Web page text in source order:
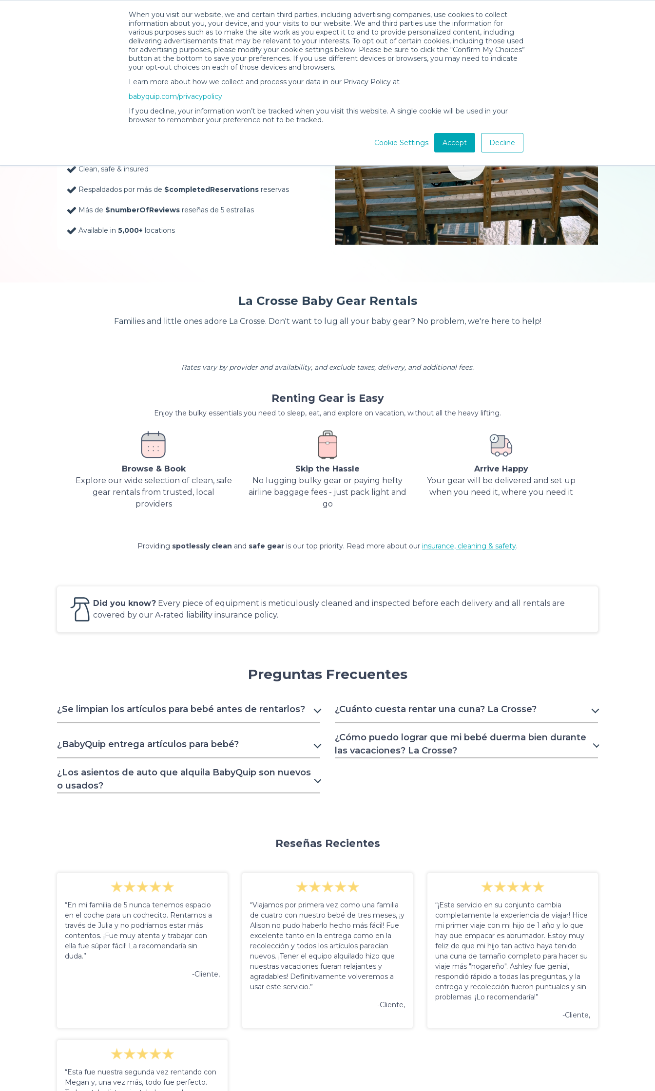
When you visit our website, we and certain third parties, including advertising companies, use cookies to collect
information about you, your device, and your visits to our website. We and third parties use the information for
various purposes such as to make the site work as you expect it to and to provide personalized content, including
delivering advertisements that may be relevant to your interests. To opt out of certain cookies, including those used
for advertising purposes, please modify your cookie settings below. Please be sure to click the “Confirm My Choices”
button at the bottom to save your preferences. If you use different devices or browsers, you may need to indicate
your opt-out choices on each of those devices and browsers.
Learn more about how we collect and process your data in our Privacy Policy at
babyquip.com/privacypolicy
If you decline, your information won’t be tracked when you visit this website. A single cookie will be used in your
browser to remember your preference not to be tracked.
Cookie Settings Accept Decline
Descarga la App
Baby Gear Rentals, Delivered to
Your Door in La Crosse
Clean, safe & insured
Respaldados por más de $completedReservations reservas
Más de $numberOfReviews reseñas de 5 estrellas
Available in 5,000+ locations
La Crosse Baby Gear Rentals
Families and little ones adore La Crosse. Don't want to lug all your baby gear? No problem, we're here to help!
Rates vary by provider and availability, and exclude taxes, delivery, and additional fees.
Renting Gear is Easy
Enjoy the bulky essentials you need to sleep, eat, and explore on vacation, without all the heavy lifting.
Browse & Book
Explore our wide selection of clean, safe
gear rentals from trusted, local
providers
Skip the Hassle
No lugging bulky gear or paying hefty
airline baggage fees - just pack light and
go
Arrive Happy
Your gear will be delivered and set up
when you need it, where you need it
Providing spotlessly clean and safe gear is our top priority. Read more about our insurance, cleaning & safety.
Did you know? Every piece of equipment is meticulously cleaned and inspected before each delivery and all rentals are
covered by our A-rated liability insurance policy.
Preguntas Frecuentes
¿Se limpian los artículos para bebé antes de rentarlos?
¿BabyQuip entrega artículos para bebé?
¿Los asientos de auto que alquila BabyQuip son nuevos
o usados?
¿Cuánto cuesta rentar una cuna? La Crosse?
¿Cómo puedo lograr que mi bebé duerma bien durante
las vacaciones? La Crosse?
Reseñas Recientes
“En mi familia de 5 nunca tenemos espacio
en el coche para un cochecito. Rentamos a
través de Julia y no podríamos estar más
contentos. ¡Fue muy atenta y trabajar con
ella fue súper fácil! La recomendaría sin
duda.”
-Cliente,
“Viajamos por primera vez como una familia
de cuatro con nuestro bebé de tres meses, ¡y
Alison no pudo haberlo hecho más fácil! Fue
excelente tanto en la entrega como en la
recolección y todos los artículos parecían
nuevos. ¡Tener el equipo alquilado hizo que
nuestras vacaciones fueran relajantes y
agradables! Definitivamente volveremos a
usar este servicio.”
-Cliente,
“¡Este servicio en su conjunto cambia
completamente la experiencia de viajar! Hice
mi primer viaje con mi hijo de 1 año y lo que
hay que empacar es abrumador. Estoy muy
feliz de que mi hijo tan activo haya tenido
una cuna de tamaño completo para hacer su
viaje más "hogareño". Ashley fue genial,
respondió rápido a todas las preguntas, y la
entrega y recolección fueron puntuales y sin
problemas. ¡Lo recomendaría!”
-Cliente,
“Esta fue nuestra segunda vez rentando con
Megan y, una vez más, todo fue perfecto.